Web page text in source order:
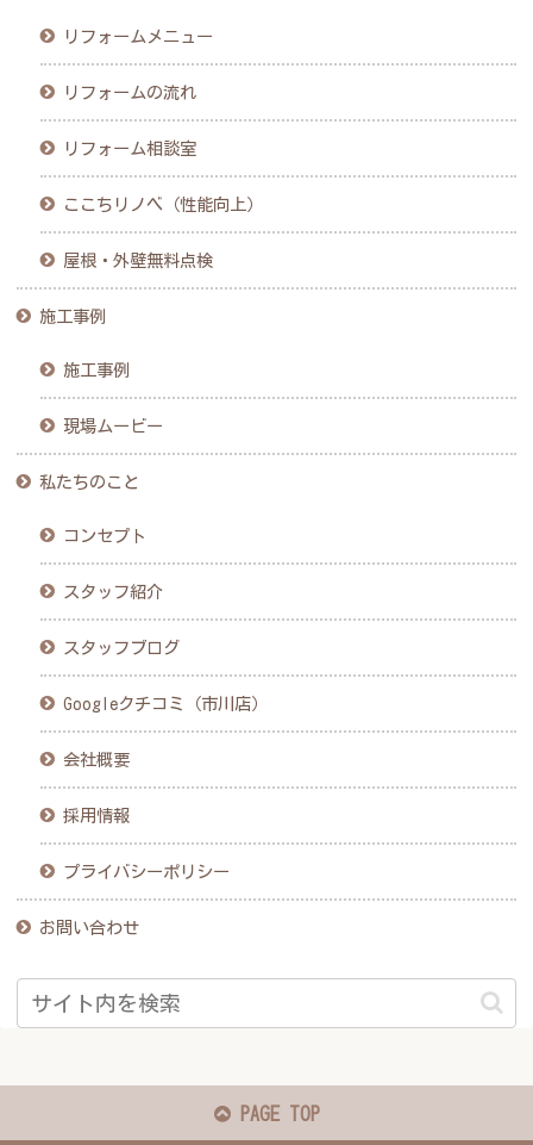
リフォームメニュー
リフォームの流れ
リフォーム相談室
ここちリノベ（性能向上）
屋根・外壁無料点検
施工事例
施工事例
現場ムービー
私たちのこと
コンセプト
スタッフ紹介
スタッフブログ
Googleクチコミ（市川店）
会社概要
採用情報
プライバシーポリシー
お問い合わせ
PAGE TOP